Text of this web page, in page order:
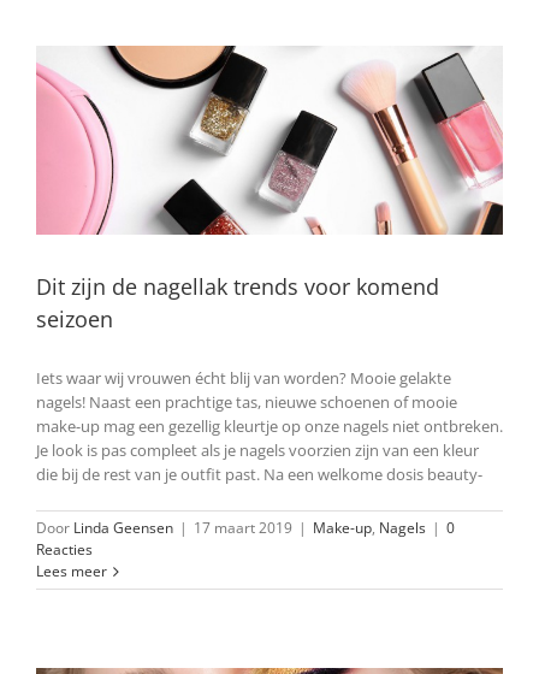
Dit zijn de nagellak trends voor komend
seizoen
Iets waar wij vrouwen écht blij van worden? Mooie gelakte
nagels! Naast een prachtige tas, nieuwe schoenen of mooie
make-up mag een gezellig kleurtje op onze nagels niet ontbreken.
Je look is pas compleet als je nagels voorzien zijn van een kleur
die bij de rest van je outfit past. Na een welkome dosis beauty-
Door Linda Geensen | 17 maart 2019 | Make-up, Nagels | 0
Reacties
Lees meer